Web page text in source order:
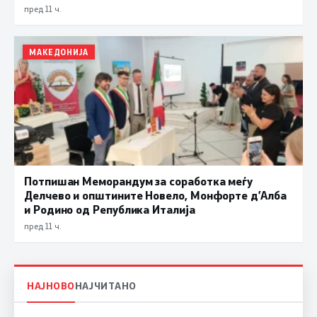
пред 11 ч.
МАКЕДОНИЈА
Потпишан Меморандум за соработка меѓу
Делчево и општините Новело, Монфорте д’Алба
и Родино од Република Италија
пред 11 ч.
НАЈНОВОНАЈЧИТАНО